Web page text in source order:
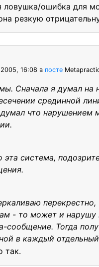
ошибка для
резкую
16:08 в посте
Сначала я думал на
срединной
что нарушением
эта система,
- то может и нарушу
сообщение. Тогда
в каждый
так.